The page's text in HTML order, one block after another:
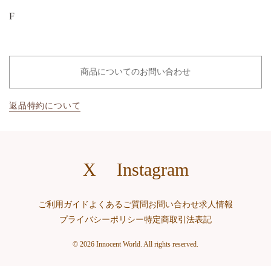
F
商品についてのお問い合わせ
返品特約について
X Instagram
ご利用ガイド よくあるご質問 お問い合わせ求人情報
プライバシーポリシー特定商取引法表記
© 2026 Innocent World. All rights reserved.